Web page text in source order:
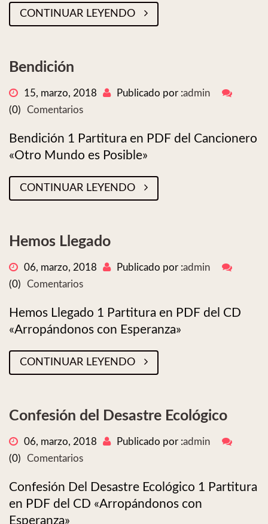
CONTINUAR LEYENDO
Bendición
15, marzo, 2018 Publicado por :admin
(0)
Comentarios
Bendición 1 Partitura en PDF del Cancionero
«Otro Mundo es Posible»
CONTINUAR LEYENDO
Hemos Llegado
06, marzo, 2018 Publicado por :admin
(0)
Comentarios
Hemos Llegado 1 Partitura en PDF del CD
«Arropándonos con Esperanza»
CONTINUAR LEYENDO
Confesión del Desastre Ecológico
06, marzo, 2018 Publicado por :admin
(0)
Comentarios
Confesión Del Desastre Ecológico 1 Partitura
en PDF del CD «Arropándonos con
Esperanza»